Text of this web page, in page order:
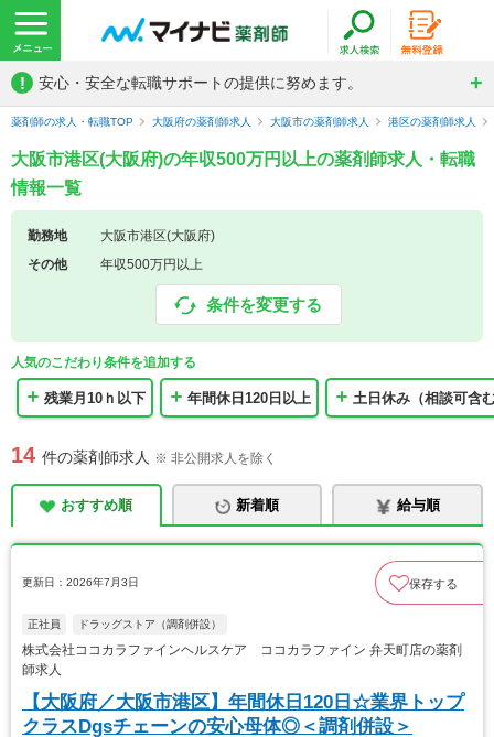
! 安心・安全な転職サポートの提供に努めます。
薬剤師の求人・転職TOP 大阪府の薬剤師求人 大阪市の薬剤師求人 港区の薬剤師求人
大阪市港区(大阪府)の年収500万円以上の薬剤師求人・転職
情報一覧
勤務地
大阪市港区(大阪府)
その他
年収500万円以上
条件を変更する
人気のこだわり条件を追加する
残業月10ｈ以下 年間休日120日以上 土日休み（相談可含
14 件の薬剤師求人 ※ 非公開求人を除く
おすすめ順 新着順 給与順
更新日：2026年7月3日 保存する
正社員 ドラッグストア（調剤併設）
株式会社ココカラファインヘルスケア ココカラファイン 弁天町店の薬剤
師求人
【大阪府／大阪市港区】年間休日120日☆業界トップ
クラスDgsチェーンの安心母体◎＜調剤併設＞